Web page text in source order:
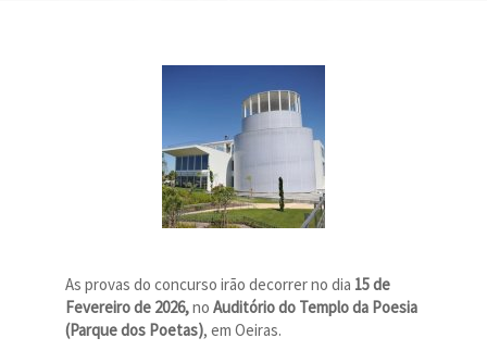
As provas do concurso irão decorrer no dia 15 de
Fevereiro de 2026,no Auditório do Templo da Poesia
(Parque dos Poetas), em Oeiras.